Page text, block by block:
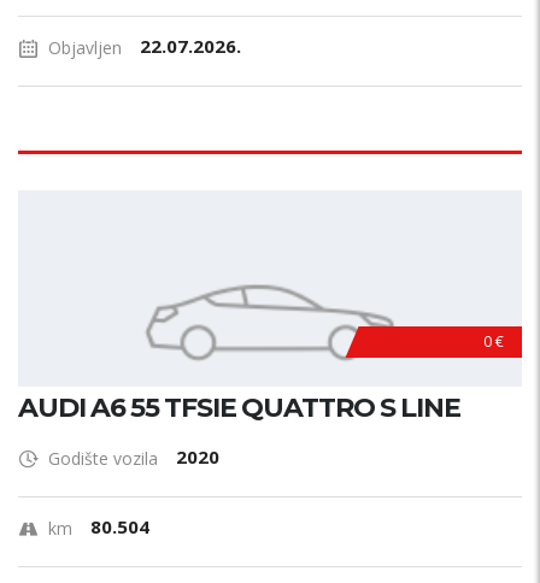
Objavljen 22.07.2026.
0 €
AUDI A6 55 TFSIE QUATTRO S LINE
Godište vozila 2020
km 80.504